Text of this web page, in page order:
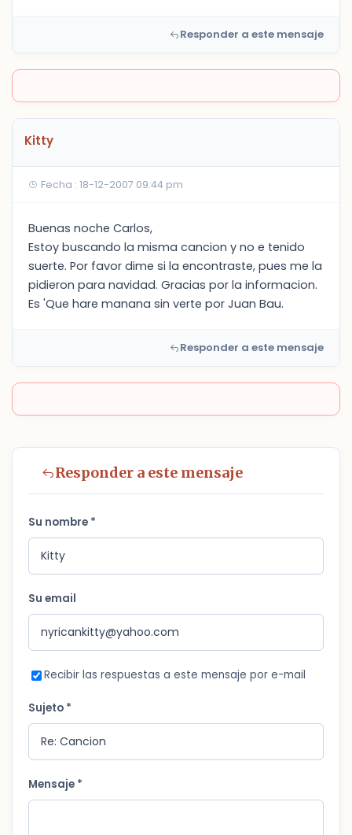
Responder a este mensaje
Kitty
Fecha : 18-12-2007 09:44 pm
Buenas noche Carlos,
Estoy buscando la misma cancion y no e tenido
suerte. Por favor dime si la encontraste, pues me la
pidieron para navidad. Gracias por la informacion.
Es 'Que hare manana sin verte por Juan Bau.
Responder a este mensaje
Responder a este mensaje
Su nombre *
Su email
Recibir las respuestas a este mensaje por e-mail
Sujeto *
Mensaje *